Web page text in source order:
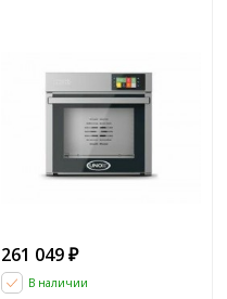
261 049 ₽
В наличии